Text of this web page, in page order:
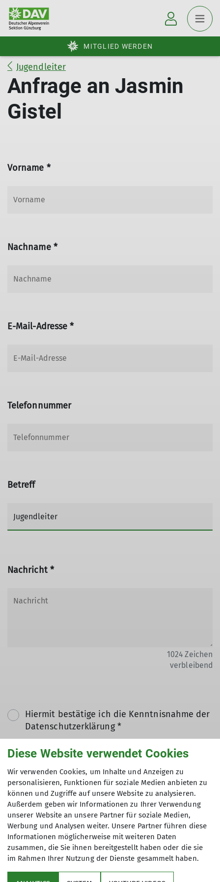
MITGLIED WERDEN
Jugendleiter
Anfrage an Jasmin
Gistel
Vorname *
Nachname *
E-Mail-Adresse *
Telefonnummer
Betreff
Nachricht *
1024 Zeichen
verbleibend
Hiermit bestätige ich die Kenntnisnahme der
Datenschutzerklärung *
Hiermit erkläre ich mich einverstanden, dass
meine in das Kontaktformular eingegebenen
Daten elektronisch gesichert und zum Zweck
der Kontaktaufnahme verarbeitet und
genutzt werden. Mir ist bekannt, dass ich
meine Einwilligung jederzeit wiederrufen
kann. *
Mit (*) markierte Felder
sind Pflichtfelder
Diese Website verwendet Cookies
Wir verwenden Cookies, um Inhalte und Anzeigen zu
personalisieren, Funktionen für soziale Medien anbieten zu
können und Zugriffe auf unsere Website zu analysieren.
Außerdem geben wir Informationen zu Ihrer Verwendung
unserer Website an unsere Partner für soziale Medien,
Werbung und Analysen weiter. Unsere Partner führen diese
Informationen möglicherweise mit weiteren Daten
zusammen, die Sie ihnen bereitgestellt haben oder die sie
im Rahmen Ihrer Nutzung der Dienste gesammelt haben.